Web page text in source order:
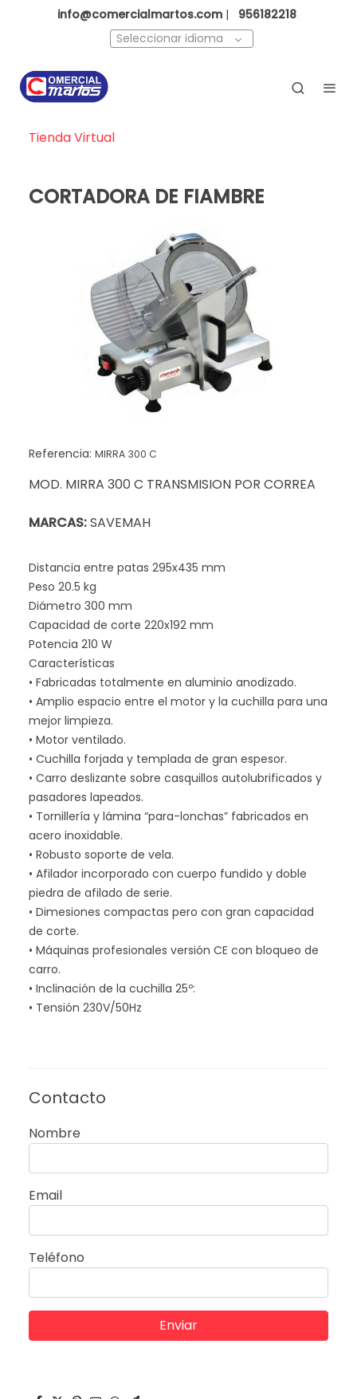
info@comercialmartos.com |
956182218
Seleccionar idioma
Tienda Virtual
CORTADORA DE FIAMBRE
Referencia: MIRRA 300 C
MOD. MIRRA 300 C TRANSMISION POR CORREA
MARCAS:SAVEMAH
Distancia entre patas 295x435 mm
Peso 20.5 kg
Diámetro 300 mm
Capacidad de corte 220x192 mm
Potencia 210 W
Características
• Fabricadas totalmente en aluminio anodizado.
• Amplio espacio entre el motor y la cuchilla para una
mejor limpieza.
• Motor ventilado.
• Cuchilla forjada y templada de gran espesor.
• Carro deslizante sobre casquillos autolubrificados y
pasadores lapeados.
• Tornillería y lámina “para-lonchas” fabricados en
acero inoxidable.
• Robusto soporte de vela.
• Afilador incorporado con cuerpo fundido y doble
piedra de afilado de serie.
• Dimesiones compactas pero con gran capacidad
de corte.
• Máquinas profesionales versión CE con bloqueo de
carro.
• Inclinación de la cuchilla 25º:
• Tensión 230V/50Hz
Contacto
Nombre
Email
Teléfono
Enviar